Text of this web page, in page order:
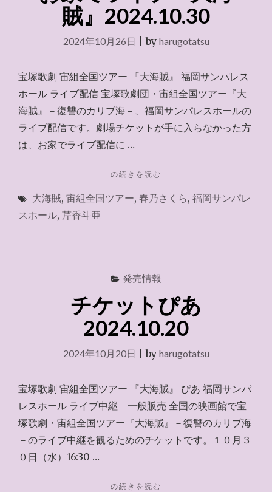
歌
劇
ケ
賊』2024.10.30
2024年10月26日 |by harugotatsu
宝塚歌劇 宙組全国ツアー 『大海賊』 福岡サンパレス
ホール ライブ配信 宝塚歌劇団・宙組全国ツアー『大
海賊』－復讐のカリブ海－、福岡サンパレスホールの
ライブ配信です。劇場チケットが手に入らなかった方
は、お家でライブ配信に …
"お
で
賊』
の続きを読む
大海賊, 宙組全国ツアー, 春乃さくら, 福岡サンパレ
スホール, 芹香斗亜
発売情報
チケットぴあ
2024.10.20
2024年10月20日 |by harugotatsu
宝塚歌劇 宙組全国ツアー 『大海賊』 ぴあ 福岡サンパ
レスホール ライブ中継 一般販売 全国の映画館で宝
塚歌劇・宙組全国ツアー『大海賊』－復讐のカリブ海
－のライブ中継を観るためのチケットです。１０月３
０日（水）16:30 …
"チ
の続きを読む